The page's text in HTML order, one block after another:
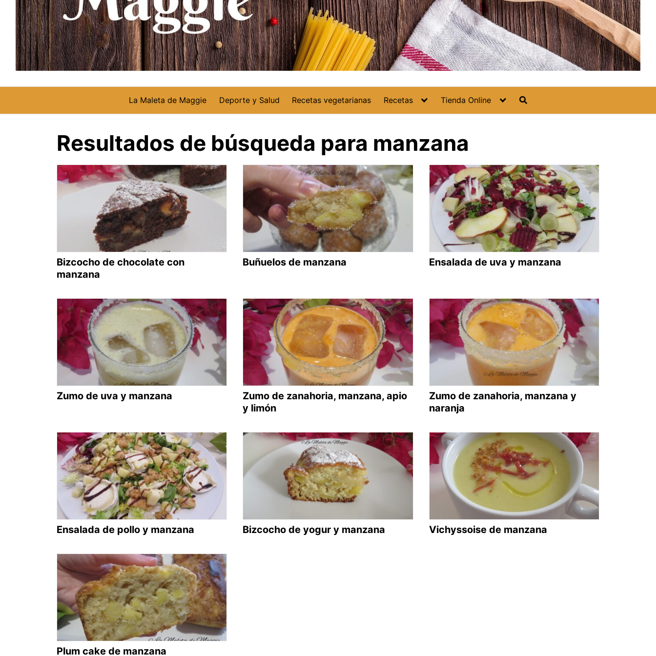
La Maleta de Maggie Deporte y Salud Recetas vegetarianas Recetas Tienda Online
Resultados de búsqueda para manzana
Bizcocho de chocolate con
manzana
Buñuelos de manzana Ensalada de uva y manzana
Zumo de uva y manzana
Zumo de zanahoria, manzana, apio
y limón
Zumo de zanahoria, manzana y
naranja
Ensalada de pollo y manzana Bizcocho de yogur y manzana Vichyssoise de manzana
Plum cake de manzana